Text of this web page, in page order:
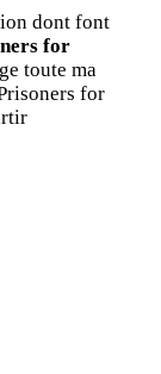
dont font
for
toute ma
for